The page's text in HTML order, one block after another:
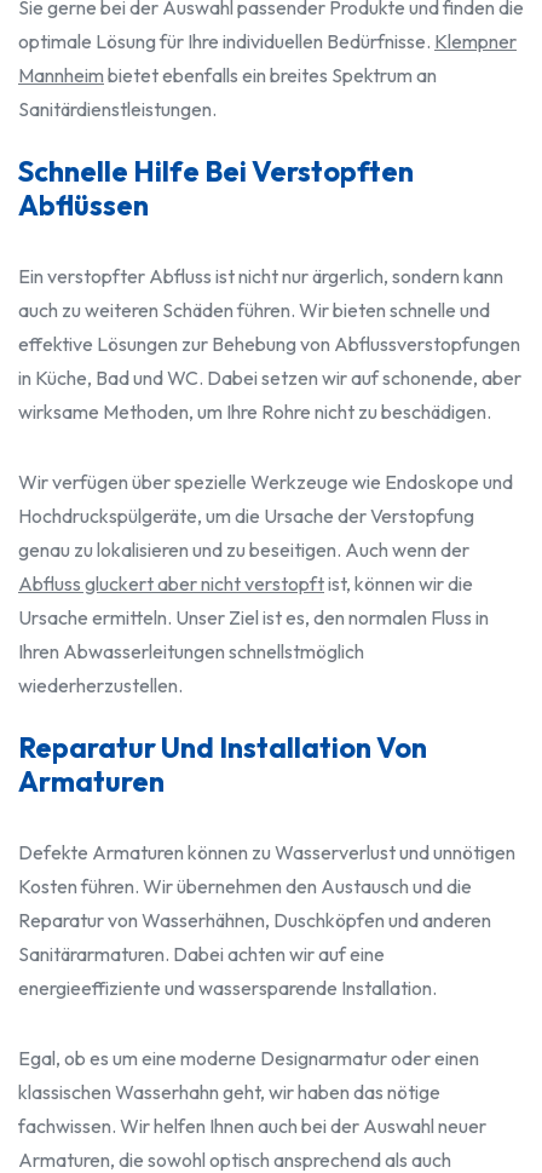
Sie gerne bei der Auswahl passender Produkte und finden die
optimale Lösung für Ihre individuellen Bedürfnisse. Klempner
Mannheim bietet ebenfalls ein breites Spektrum an
Sanitärdienstleistungen.
Schnelle Hilfe Bei Verstopften
Abflüssen
Ein verstopfter Abfluss ist nicht nur ärgerlich, sondern kann
auch zu weiteren Schäden führen. Wir bieten schnelle und
effektive Lösungen zur Behebung von Abflussverstopfungen
in Küche, Bad und WC. Dabei setzen wir auf schonende, aber
wirksame Methoden, um Ihre Rohre nicht zu beschädigen.
Wir verfügen über spezielle Werkzeuge wie Endoskope und
Hochdruckspülgeräte, um die Ursache der Verstopfung
genau zu lokalisieren und zu beseitigen. Auch wenn der
Abfluss gluckert aber nicht verstopftist, können wir die
Ursache ermitteln. Unser Ziel ist es, den normalen Fluss in
Ihren Abwasserleitungen schnellstmöglich
wiederherzustellen.
Reparatur Und Installation Von
Armaturen
Defekte Armaturen können zu Wasserverlust und unnötigen
Kosten führen. Wir übernehmen den Austausch und die
Reparatur von Wasserhähnen, Duschköpfen und anderen
Sanitärarmaturen. Dabei achten wir auf eine
energieeffiziente und wassersparende Installation.
Egal, ob es um eine moderne Designarmatur oder einen
klassischen Wasserhahn geht, wir haben das nötige
fachwissen. Wir helfen Ihnen auch bei der Auswahl neuer
Armaturen, die sowohl optisch ansprechend als auch